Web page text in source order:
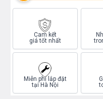
Cam kết
giá tốt nhất
Miễn phí lắp đặt
tại Hà Nội